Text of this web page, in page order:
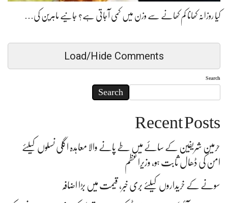
کیا روزانہ کھانا کم کھانے سے وزن میں کمی آجاتی ہے؟ جانیے ماہرین کی…
Load/Hide Comments
Search
Search
Recent Posts
حرمین شریفین کے سائے میں طے پانے والا معاہدہ اگلی نسلوں کیلئے
امن کی ڈھال ثابت ہو، وزیراعظم
سونے کے خریداروں کیلئے بری خبر، قیمت میں بڑا اضافہ